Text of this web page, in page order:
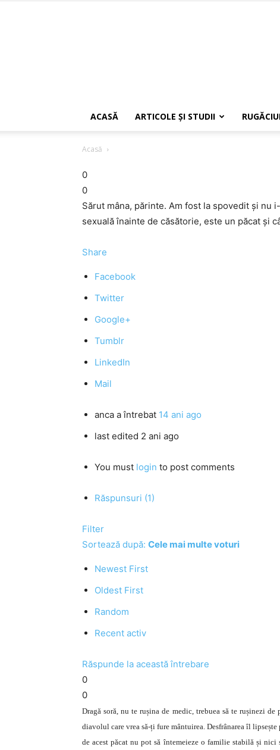
ACASĂ ARTICOLE ŞI STUDII
Acasă
0
0
Sărut mâna, părinte. Am fost la spovedit şi nu
sexuală înainte de căsătorie, este un păcat şi
Share
Facebook
Twitter
Google+
Tumblr
LinkedIn
Mail
anca a întrebat 14 ani ago
last edited 2 ani ago
You must login to post comments
Răspunsuri (1)
Filter
Sortează după: Cele mai multe voturi
Newest First
Oldest First
Random
Recent activ
Răspunde la această întrebare
0
0
Dragă soră, nu te rușina de medic, trebuea să te rușinezi
diavolul care vrea să-ți fure mântuirea. Desfrânarea îl
de acest păcat nu pot să întemeieze o familie stabilă și